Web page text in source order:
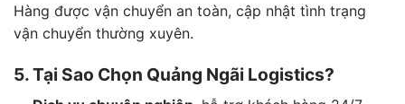
Hàng được vận chuyển an toàn, cập nhật tình trạng
vận chuyển thường xuyên.
5. Tại Sao Chọn Quảng Ngãi Logistics?